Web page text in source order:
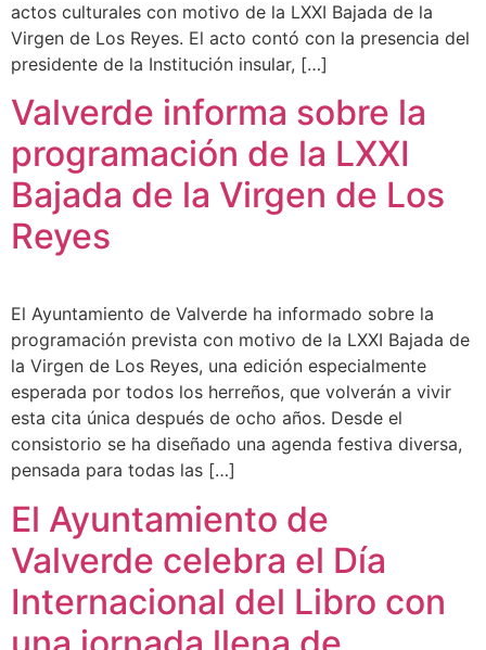
actos culturales con motivo de la LXXI Bajada de la
Virgen de Los Reyes. El acto contó con la presencia del
presidente de la Institución insular, […]
Valverde informa sobre la
programación de la LXXI
Bajada de la Virgen de Los
Reyes
El Ayuntamiento de Valverde ha informado sobre la
programación prevista con motivo de la LXXI Bajada de
la Virgen de Los Reyes, una edición especialmente
esperada por todos los herreños, que volverán a vivir
esta cita única después de ocho años. Desde el
consistorio se ha diseñado una agenda festiva diversa,
pensada para todas las […]
El Ayuntamiento de
Valverde celebra el Día
Internacional del Libro con